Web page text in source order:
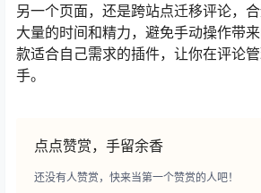
另一个页面，还是跨站点迁移评论，
大量的时间和精力，避免手动操作带
款适合自己需求的插件，让你在评论
手。
点点赞赏，手留余香
还没有人赞赏，快来当第一个赞赏的人吧！